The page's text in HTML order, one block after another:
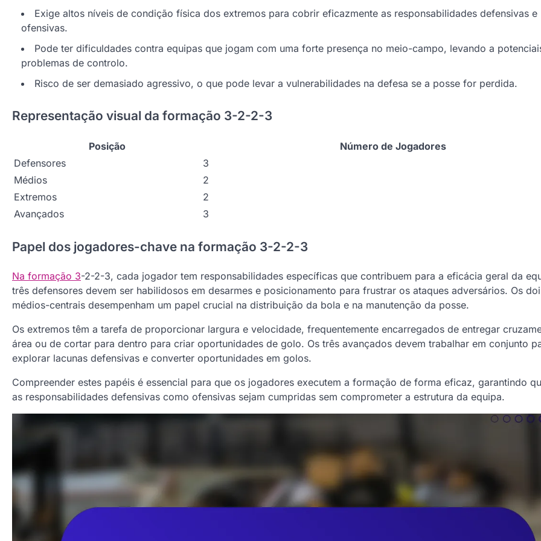
Exige altos níveis de condição física dos extremos para cobrir eficazmente as responsabilidades defensivas e
ofensivas.
Pode ter dificuldades contra equipas que jogam com uma forte presença no meio-campo, levando a
problemas de controlo.
Risco de ser demasiado agressivo, o que pode levar a vulnerabilidades na defesa se a posse for perdida.
Representação visual da formação 3-2-2-3
Posição
Número de Jogadores
Defensores
3
Médios
2
Extremos
2
Avançados
3
Papel dos jogadores-chave na formação 3-2-2-3
Na formação 3-2-2-3, cada jogador tem responsabilidades específicas que contribuem para a eficácia geral da
três defensores devem ser habilidosos em desarmes e posicionamento para frustrar os ataques adversários. Os
médios-centrais desempenham um papel crucial na distribuição da bola e na manutenção da posse.
Os extremos têm a tarefa de proporcionar largura e velocidade, frequentemente encarregados de entregar
área ou de cortar para dentro para criar oportunidades de golo. Os três avançados devem trabalhar em conjunto
explorar lacunas defensivas e converter oportunidades em golos.
Compreender estes papéis é essencial para que os jogadores executem a formação de forma eficaz, garantindo
as responsabilidades defensivas como ofensivas sejam cumpridas sem comprometer a estrutura da equipa.